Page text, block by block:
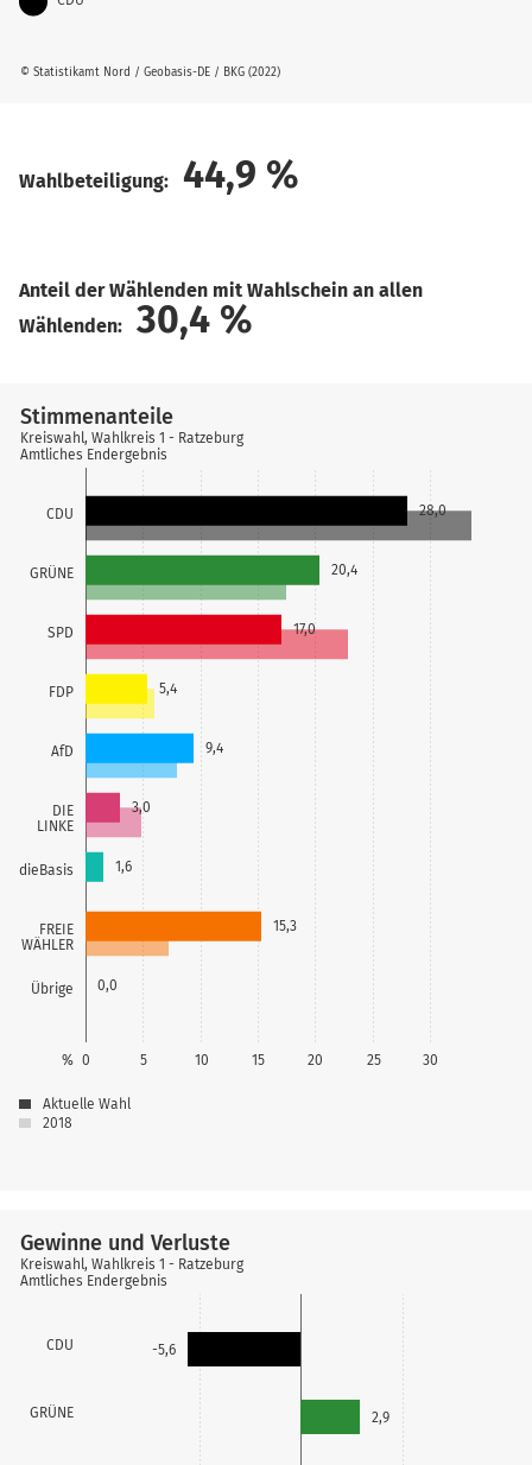
© Statistikamt Nord / Geobasis-DE / BKG (2022)
Wahlbeteiligung: 44,9 %
Anteil der Wählenden mit Wahlschein an allen
Wählenden:
30,4 %
CDU
GRÜNE
SPD
FDP
AfD
DIE
LINKE
dieBasis
FREIE
WÄHLER
Übrige
0 5 10 15 20 25 30
%
28,0
20,4
17,0
5,4
9,4
3,0
1,6
15,3
0,0
Stimmenanteile
Kreiswahl, Wahlkreis 1 - Ratzeburg
Amtliches Endergebnis
Aktuelle Wahl
2018
CDU
GRÜNE
-5,6
2,9
Gewinne und Verluste
Kreiswahl, Wahlkreis 1 - Ratzeburg
Amtliches Endergebnis